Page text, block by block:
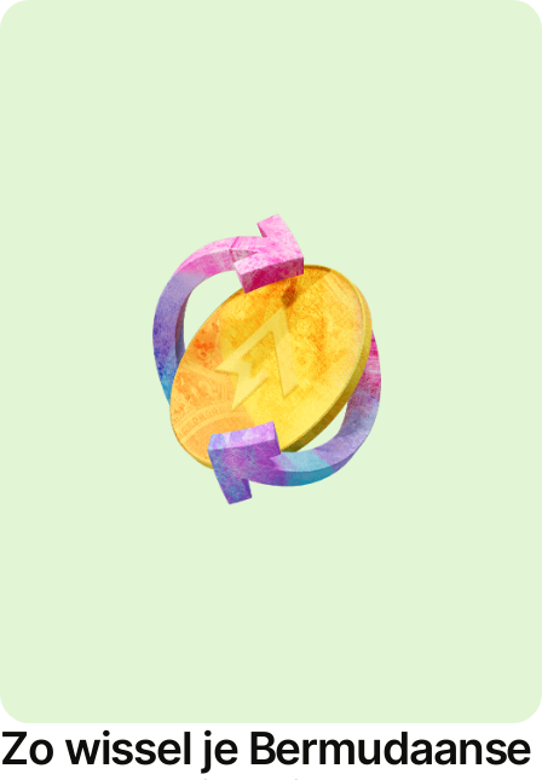
Zo wissel je Bermudaanse